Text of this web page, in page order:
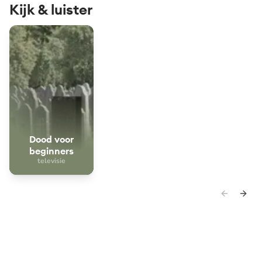
Kijk & luister
televisie
Dood voor
beginners
Dood voor beginners